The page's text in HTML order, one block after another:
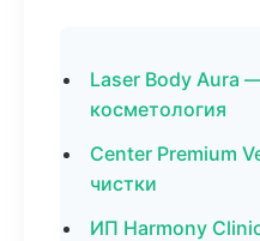
Laser Body Aura
косметология
Center Premium
чистки
ИП Harmony